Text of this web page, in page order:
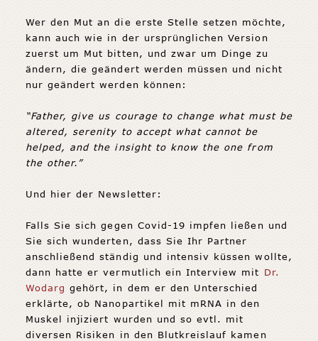
Wer den Mut an die erste Stelle setzen möchte,
kann auch wie in der ursprünglichen Version
zuerst um Mut bitten, und zwar um Dinge zu
ändern, die geändert werden müssen und nicht
nur geändert werden können:
“Father, give us courage to change what must be
altered, serenity to accept what cannot be
helped, and the insight to know the one from
the other.”
Und hier der Newsletter:
Falls Sie sich gegen Covid-19 impfen ließen und
Sie sich wunderten, dass Sie Ihr Partner
anschließend ständig und intensiv küssen wollte,
dann hatte er vermutlich ein Interview mit Dr.
Wodarg gehört, in dem er den Unterschied
erklärte, ob Nanopartikel mit mRNA in den
Muskel injiziert wurden und so evtl. mit
diversen Risiken in den Blutkreislauf kamen